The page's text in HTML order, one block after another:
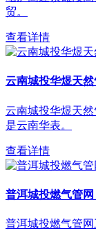
贸。
查看详情
云南城投华煜天
云南城投华煜天
是云南华表。
查看详情
普洱城投燃气管网
普洱城投燃气管网